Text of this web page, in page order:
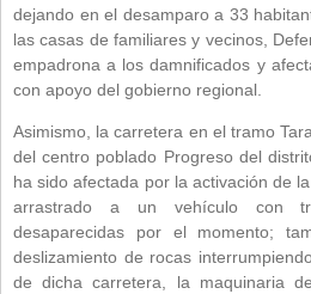
dejando en el desamparo a 33
las casas de familiares y vecinos,
empadrona a los damnificados y
con apoyo del gobierno regional.
Asimismo, la carretera en el tramo
del centro poblado Progreso del
ha sido afectada por la activación de
arrastrado a un vehículo con
desaparecidas por el momento;
deslizamiento de rocas
de dicha carretera, la maquinaria